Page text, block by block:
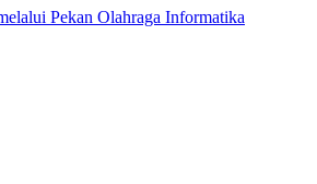
Pekan Olahraga Informatika